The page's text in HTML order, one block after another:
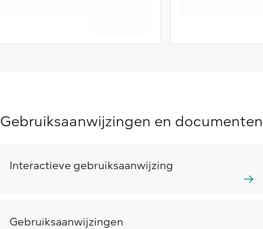
Gebruiksaanwijzingen en documenten
Interactieve gebruiksaanwijzing
Gebruiksaanwijzingen